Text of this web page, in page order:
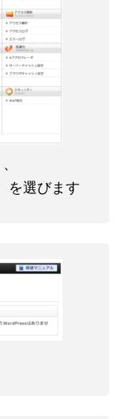
を選びます